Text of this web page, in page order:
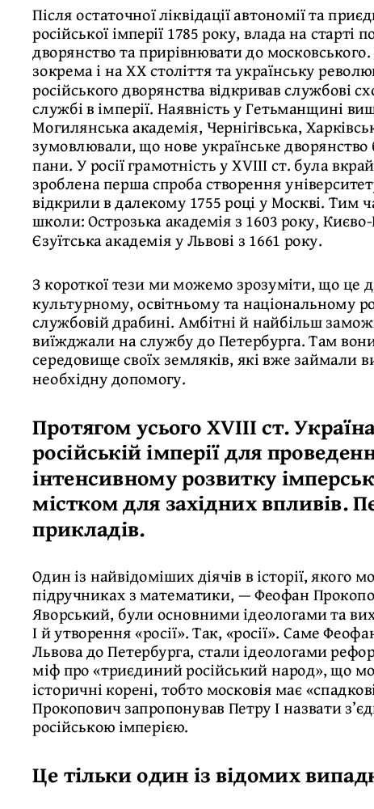
Після остаточної ліквідації автономії та
російської імперії 1785 року, влада на
дворянство та прирівнювати до
зокрема і на ХХ століття та українську
російського дворянства відкривав службові
службі в імперії. Наявність у Гетьманщині
Могилянська академія, Чернігівська,
зумовлювали, що нове українське дворянство
пани. У росії грамотність у XVIII ст. була
зроблена перша спроба створення
відкрили в далекому 1755 році у Москві. Тим
школи: Острозька академія з 1603 року,
Єзуїтська академія у Львові з 1661 року.
З короткої тези ми можемо зрозуміти, що це
культурному, освітньому та національному
службовій драбині. Амбітні й найбільш
виїжджали на службу до Петербурга. Там
середовище своїх земляків, які вже займали
необхідну допомогу.
Протягом усього XVІІІ ст.
російській імперії для
інтенсивному розвитку
містком для західних впливів.
прикладів.
Один із найвідоміших діячів в історії,
підручниках з математики, — Феофан
Яворський, були основними ідеологами та
І й утворення «росії». Так, «росії». Саме
Львова до Петербурга, стали ідеологами
міф про «триєдиний російський народ», що
історичні корені, тобто московія має
Прокопович запропонував Петру I назвати
російською імперією.
Це тільки один із відомих